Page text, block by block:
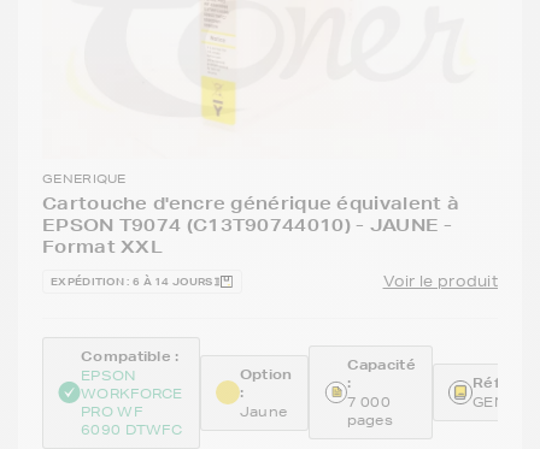
GENERIQUE
Cartouche d'encre générique équivalent à
EPSON T9074 (C13T90744010) - JAUNE -
Format XXL
EXPÉDITION : 6 À 14 JOURS Voir le produit
Compatible :
EPSON
WORKFORCE
PRO WF
6090 DTWFC
Option
:
Jaune
Capacité
:
7 000
pages